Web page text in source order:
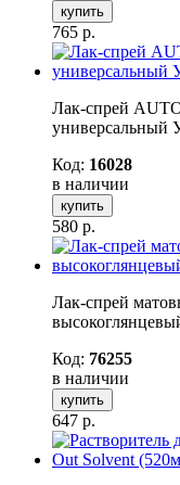
купить
765 р.
Лак-спрей
универсальный
Код: 16028
в наличии
купить
580 р.
Лак-спрей
Код: 76255
в наличии
купить
647 р.